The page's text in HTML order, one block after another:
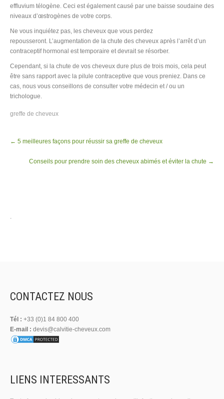
effluvium télogène. Ceci est également causé par une baisse soudaine des
niveaux d’œstrogènes de votre corps.
Ne vous inquiétez pas, les cheveux que vous perdez
repousseront. L’augmentation de la chute des cheveux après l’arrêt d’un
contraceptif hormonal est temporaire et devrait se résorber.
Cependant, si la chute de vos cheveux dure plus de trois mois, cela peut
être sans rapport avec la pilule contraceptive que vous preniez. Dans ce
cas, nous vous conseillons de consulter votre médecin et / ou un
trichologue.
greffe de cheveux
navigation
← 5 meilleures façons pour réussir sa greffe de cheveux
Conseils pour prendre soin des cheveux abimés et éviter la chute →
.
CONTACTEZ NOUS
Tél : +33 (0)1 84 800 400
E-mail : devis@calvitie-cheveux.com
LIENS INTERESSANTS